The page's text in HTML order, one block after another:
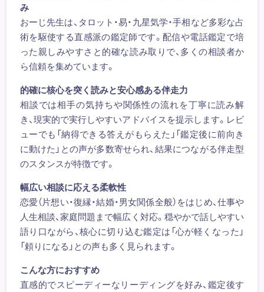
み
おーじ先生は、タロット・易・九星気学・手相など多彩な占
術を駆使する直感派の鑑定師です。配信や電話鑑定で培
った親しみやすさと的確な読み取りで、多くの相談者か
ら信頼を集めています。
的確に核心を突く読みと安心感ある伴走力
相談では相手の気持ちや関係性の流れを丁寧に読み解
き、現実的で実行しやすいアドバイスを提示します。レビ
ューでも「納得できる答えがもらえた」「鑑定後に前向き
に動けた」との声が多数寄せられ、結果につながる伴走型
のスタンスが特徴です。
幅広い相談に応える柔軟性
恋愛（片想い・復縁・結婚・男女関係全般）をはじめ、仕事や
人生相談、家庭問題まで幅広く対応。穏やかで話しやすい
語り口ながら、核心に切り込む鑑定は「心が軽くなった」
「頼りになる」との声も多く見られます。
こんな方におすすめ
直感的でスピーディーなリーディングを好み、鑑定後す